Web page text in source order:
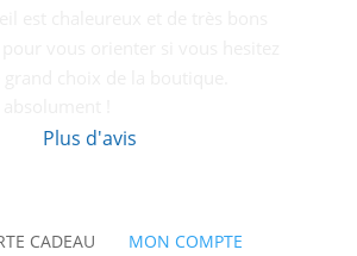
Plus d'avis
CADEAU MON COMPTE